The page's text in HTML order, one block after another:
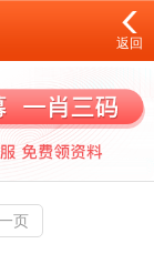
返回
页